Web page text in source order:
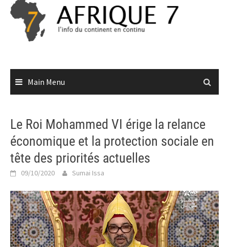
Skip
content
Main Menu
Le Roi Mohammed VI érige la relance
économique et la protection sociale en
tête des priorités actuelles
09/10/2020 Sumai Issa